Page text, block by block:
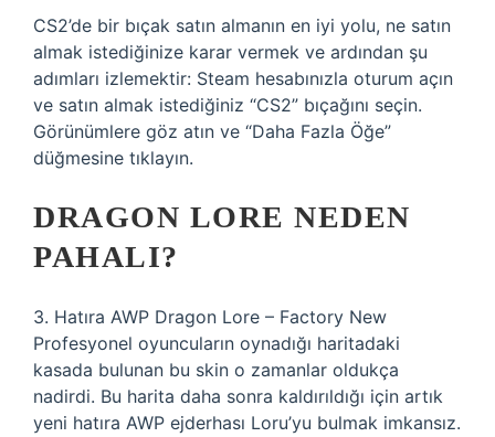
CS2’de bir bıçak satın almanın en iyi yolu, ne satın
almak istediğinize karar vermek ve ardından şu
adımları izlemektir: Steam hesabınızla oturum açın
ve satın almak istediğiniz “CS2” bıçağını seçin.
Görünümlere göz atın ve “Daha Fazla Öğe”
düğmesine tıklayın.
DRAGON LORE NEDEN
PAHALI?
3. Hatıra AWP Dragon Lore – Factory New
Profesyonel oyuncuların oynadığı haritadaki
kasada bulunan bu skin o zamanlar oldukça
nadirdi. Bu harita daha sonra kaldırıldığı için artık
yeni hatıra AWP ejderhası Loru’yu bulmak imkansız.